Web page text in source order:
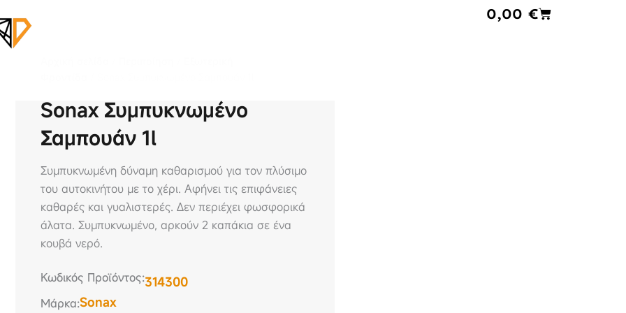
0,00€Cart
Sonax Συμπυκνωμένο
Σαμπουάν 1l
Συμπυκνωμένη δύναμη καθαρισμού για τον πλύσιμο
του αυτοκινήτου με το χέρι. Αφήνει τις επιφάνειες
καθαρές και γυαλιστερές. Δεν περιέχει φωσφορικά
άλατα. Συμπυκνωμένο, αρκούν 2 καπάκια σε ένα
κουβά νερό.
Κωδικός Προϊόντος:314300
Μάρκα:Sonax